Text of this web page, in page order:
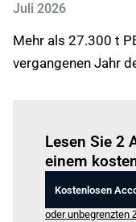
Juli 2026
Mehr als 27.300 t
vergangenen Jahr
Lesen Sie 2
einem
Kostenlosen
oder unbegrenzten